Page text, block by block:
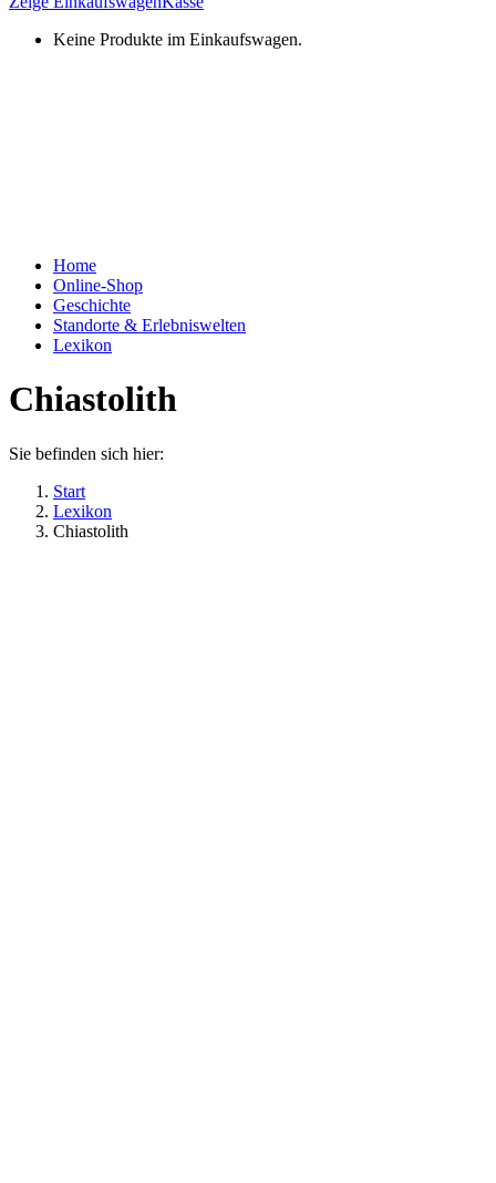
Keine Produkte im Einkaufswagen.
Home
Online-Shop
Geschichte
Standorte & Erlebniswelten
Lexikon
Chiastolith
Sie befinden sich hier:
Start
Lexikon
Chiastolith